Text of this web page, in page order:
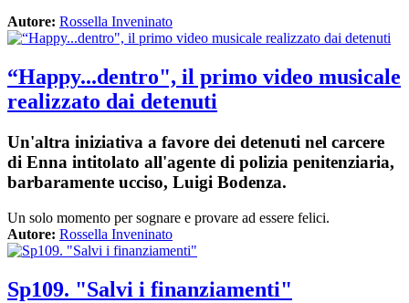
Autore: Rossella Inveninato
“Happy...dentro", il primo video musicale
realizzato dai detenuti
Un'altra iniziativa a favore dei detenuti nel carcere
di Enna intitolato all'agente di polizia penitenziaria,
barbaramente ucciso, Luigi Bodenza.
Un solo momento per sognare e provare ad essere felici.
Autore: Rossella Inveninato
Sp109. "Salvi i finanziamenti"